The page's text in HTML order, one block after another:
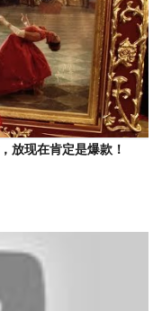
放现在肯定是爆款！